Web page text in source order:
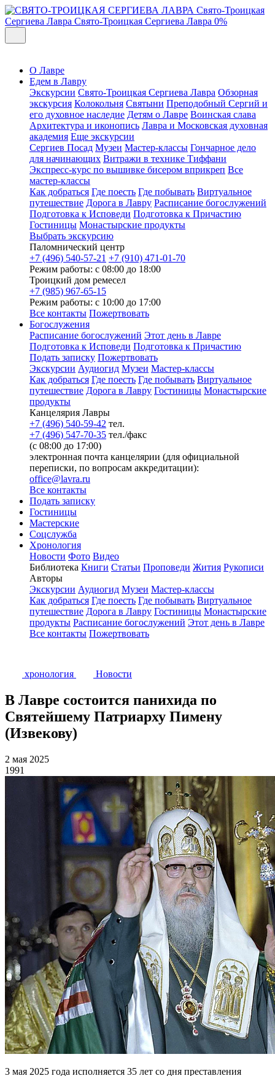
Свято-Троицкая
Сергиева Лавра Свято-Троицкая Сергиева Лавра 0%
О Лавре
Едем в Лавру
Экскурсии Свято-Троицкая Сергиева Лавра Обзорная
экскурсия Колокольня Святыни Преподобный Сергий и
его духовное наследие Детям о Лавре Воинская слава
Архитектура и иконопись Лавра и Московская духовная
академия Еще экскурсии
Сергиев Посад Музеи Мастер-классы Гончарное дело
для начинающих Витражи в технике Тиффани
Экспресс-курс по вышивке бисером вприкреп Все
мастер-классы
Как добраться Где поесть Где побывать Виртуальное
путешествие Дорога в Лавру Расписание богослужений
Подготовка к Исповеди Подготовка к Причастию
Гостиницы Монастырские продукты
Выбрать экскурсию
Паломнический центр
+7 (496) 540-57-21 +7 (910) 471-01-70
Режим работы: с 08:00 до 18:00
Троицкий дом ремесел
+7 (985) 967-65-15
Режим работы: с 10:00 до 17:00
Все контакты Пожертвовать
Богослужения
Расписание богослужений Этот день в Лавре
Подготовка к Исповеди Подготовка к Причастию
Подать записку Пожертвовать
Экскурсии Аудиогид Музеи Мастер-классы
Как добраться Где поесть Где побывать Виртуальное
путешествие Дорога в Лавру Гостиницы Монастырские
продукты
Канцелярия Лавры
+7 (496) 540-59-42 тел.
+7 (496) 547-70-35 тел./факс
(с 08:00 до 17:00)
электронная почта канцелярии (для официальной
переписки, по вопросам аккредитации):
office@lavra.ru
Все контакты
Подать записку
Гостиницы
Мастерские
Соцслужба
Хронология
Новости Фото Видео
Библиотека Книги Статьи Проповеди Жития Рукописи
Авторы
Экскурсии Аудиогид Музеи Мастер-классы
Как добраться Где поесть Где побывать Виртуальное
путешествие Дорога в Лавру Гостиницы Монастырские
продукты Расписание богослужений Этот день в Лавре
Все контакты Пожертвовать
хронология Новости
В Лавре состоится панихида по
Святейшему Патриарху Пимену
(Извекову)
2 мая 2025
1991
3 мая 2025 года исполняется 35 лет со дня преставления